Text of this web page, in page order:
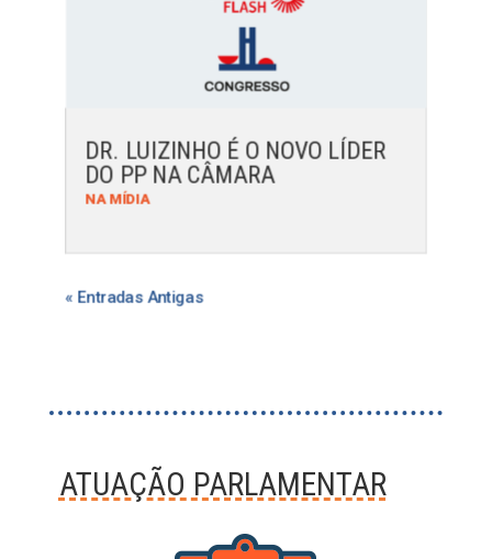
DR. LUIZINHO É O NOVO LÍDER
DO PP NA CÂMARA
NA MÍDIA
« Entradas Antigas
ATUAÇÃO PARLAMENTAR